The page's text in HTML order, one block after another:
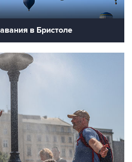
в Бристоле